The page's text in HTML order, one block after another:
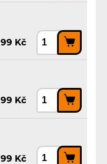
99 Kč
99 Kč
99 Kč